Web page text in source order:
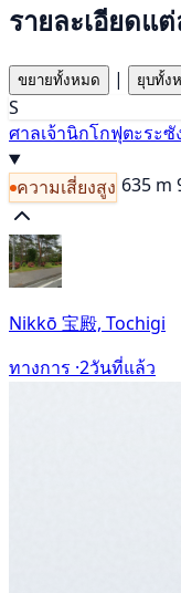
รายละเอียดแ
ขยายทั้งหมด | ยุบทั้ง
S
ศาลเจ้านิกโกฟุตะระซั
ความเสี่ยงสูง 635 m
Nikkō 宝殿, Tochigi
ทางการ ·2วันที่แล้ว